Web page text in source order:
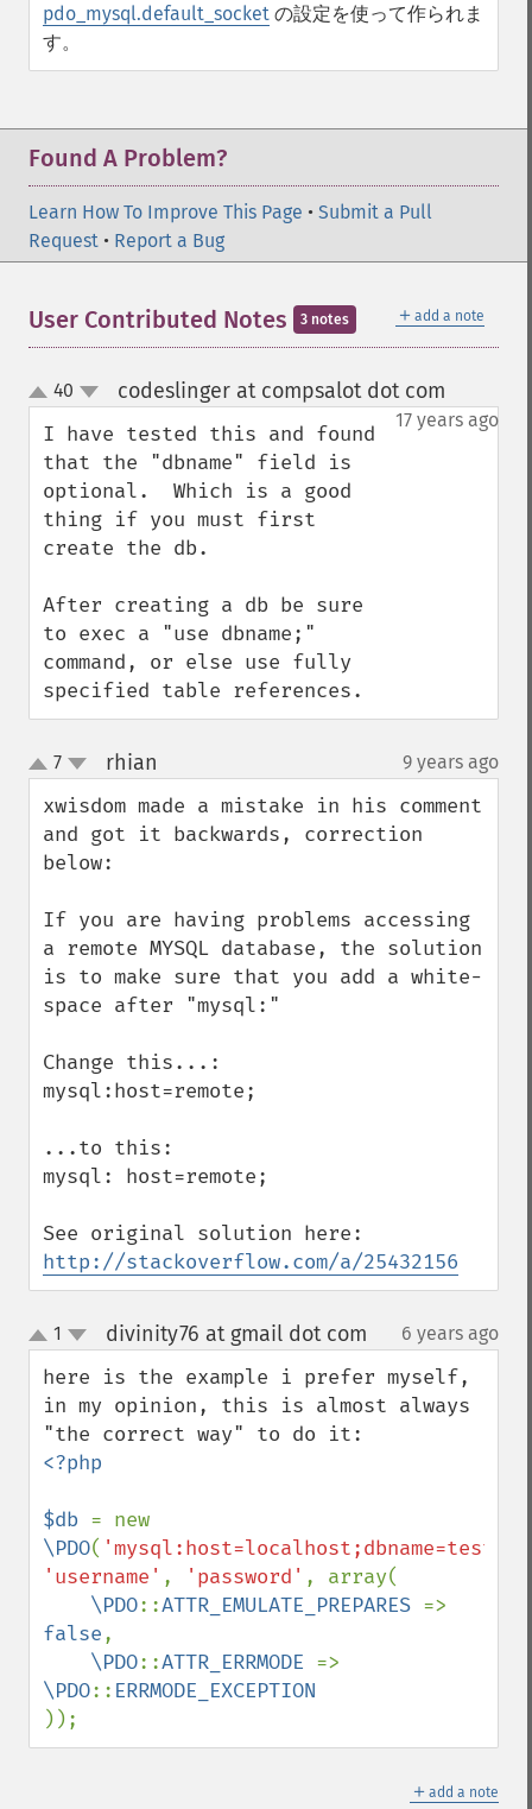
pdo_mysql.default_socket の設定を使って作られま
す。
Found A Problem?
Learn How To Improve This Page • Submit a Pull
Request • Report a Bug
＋ add a note
User Contributed Notes 3 notes
up
down
40 codeslinger at compsalot dot com
17 years ago
I have tested this and found
that the "dbname" field is
optional.  Which is a good
thing if you must first
create the db.
After creating a db be sure
to exec a "use dbname;"
command, or else use fully
specified table references.
up
down
7 rhian 9 years ago
xwisdom made a mistake in his comment
and got it backwards, correction
below:
If you are having problems accessing
a remote MYSQL database, the solution
is to make sure that you add a white-
space after "mysql:"
Change this...:
mysql:host=remote;
...to this:
mysql: host=remote;
http://stackoverflow.com/a/25432156
up
down
1 divinity76 at gmail dot com 6 years ago
here is the example i prefer myself,
in my opinion, this is almost always
<?php
$db
\PDO(
'username' , 'password' , array(
\PDO::ATTR_EMULATE_PREPARES
false,
\PDO::ATTR_ERRMODE
\PDO::
));
＋ add a note